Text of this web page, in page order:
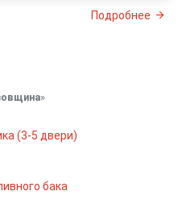
Подробнее
»
(3-5 двери)
бака